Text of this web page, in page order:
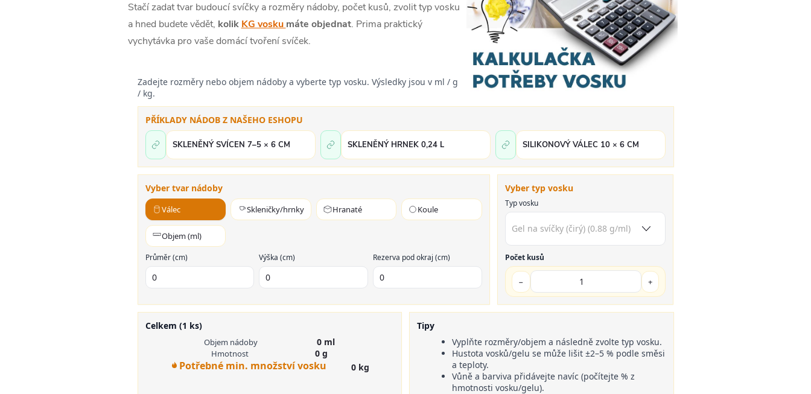
Stačí zadat tvar budoucí svíčky a rozměry nádoby, počet kusů, zvolit typ vosku
a hned budete vědět, kolik KG vosku máte objednat. Prima praktický
vychytávka pro vaše domácí tvoření svíček.
Zadejte rozměry nebo objem nádoby a vyberte typ vosku. Výsledky jsou v ml / g
/ kg.
PŘÍKLADY NÁDOB Z NAŠEHO ESHOPU
SKLENĚNÝ SVÍCEN 7–5 × 6 CM SKLENĚNÝ HRNEK 0,24 L SILIKONOVÝ VÁLEC 10 × 6 CM
Vyber tvar nádoby
Válec Skleničky/hrnky Hranaté Koule
Objem (ml)
Průměr (cm) Výška (cm) Rezerva pod okraj (cm)
Vyber typ vosku
Typ vosku
Počet kusů
− +
Celkem (1 ks)
Objem nádoby 0 ml
Hmotnost 0 g
Potřebné min. množství vosku 0 kg
Tipy
Vyplňte rozměry/objem a následně zvolte typ vosku.
Hustota vosků/gelu se může lišit ±2–5 % podle směsi
a teploty.
Vůně a barviva přidávejte navíc (počítejte % z
hmotnosti vosku/gelu).